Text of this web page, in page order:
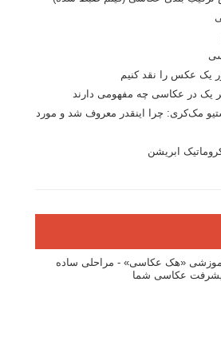
یک عکس را نقد کنیم
هر یک در عکاسی چه مفهومی دارند
مک‌کری: چرا اینقدر معروف شد و مورد
ابریشن
«هک عکاسی» - مراحلی ساده
عکاسی شما